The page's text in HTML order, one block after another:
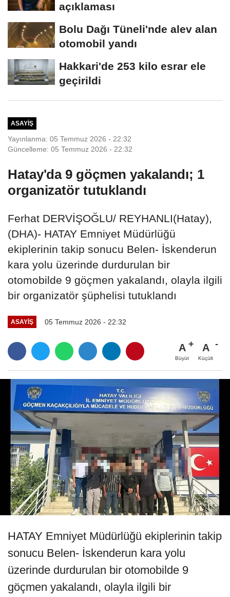
açıklaması
Bolu Dağı Tüneli'nde alev alan
otomobil yandı
Hakkari'de 253 kilo esrar ele
geçirildi
ASAYIŞ
Yayınlanma: 05 Temmuz 2026 - 22:32
Güncelleme: 05 Temmuz 2026 - 22:32
Hatay'da 9 göçmen yakalandı; 1
organizatör tutuklandı
Ferhat DERVİŞOĞLU/ REYHANLI(Hatay),
(DHA)- HATAY Emniyet Müdürlüğü
ekiplerinin takip sonucu Belen- İskenderun
kara yolu üzerinde durdurulan bir
otomobilde 9 göçmen yakalandı, olayla ilgili
bir organizatör şüphelisi tutuklandı
ASAYIŞ 05 Temmuz 2026 - 22:32
A
Büyüt
A
Küçült
HATAY Emniyet Müdürlüğü ekiplerinin takip
sonucu Belen- İskenderun kara yolu
üzerinde durdurulan bir otomobilde 9
göçmen yakalandı, olayla ilgili bir